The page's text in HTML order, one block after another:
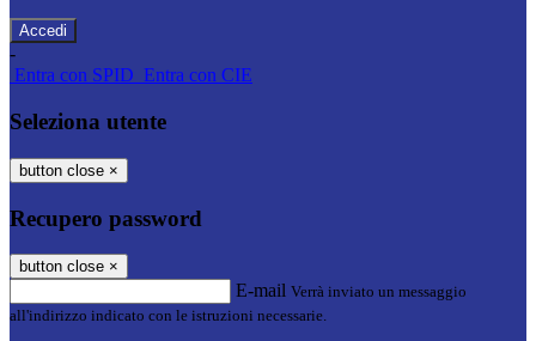
-
Entra con SPID Entra con CIE
Seleziona utente
button close ×
Recupero password
button close ×
E-mail Verrà inviato un messaggio
all'indirizzo indicato con le istruzioni necessarie.